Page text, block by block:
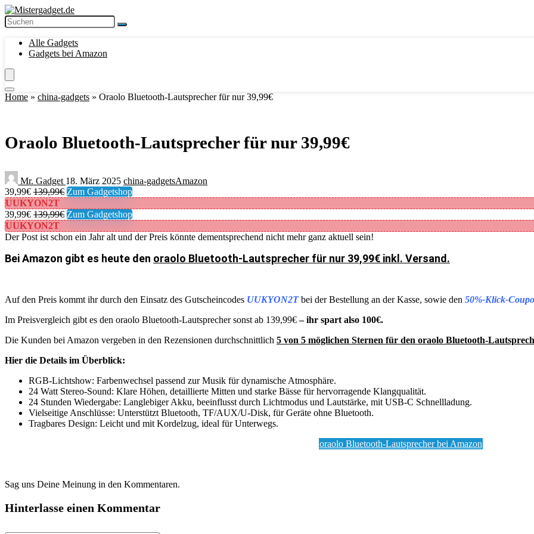
Alle Gadgets
Gadgets bei Amazon
Home » china-gadgets » Oraolo Bluetooth-Lautsprecher für nur 39,99€
Oraolo Bluetooth-Lautsprecher für nur 39,99€
Mr. Gadget 18. März 2025 china-gadgetsAmazon
39,99€ 139,99€ Zum Gadgetshop
UUKYON2T
39,99€ 139,99€ Zum Gadgetshop
UUKYON2T
Der Post ist schon ein Jahr alt und der Preis könnte dementsprechend nicht mehr ganz aktuell sein!
Bei Amazon gibt es heute den oraolo Bluetooth-Lautsprecher für nur 39,99€ inkl. Versand.
Auf den Preis kommt ihr durch den Einsatz des Gutscheincodes UUKYON2Tbei der Bestellung an der Kasse, sowie den 50%-Klick-
Im Preisvergleich gibt es den oraolo Bluetooth-Lautsprecher sonst ab 139,99€– ihr spart also 100€.
Die Kunden bei Amazon vergeben in den Rezensionen durchschnittlich 5 von 5 möglichen Sternen für den oraolo Bluetooth-
Hier die Details im Überblick:
RGB-Lichtshow: Farbenwechsel passend zur Musik für dynamische Atmosphäre.
24 Watt Stereo-Sound: Klare Höhen, detaillierte Mitten und starke Bässe für hervorragende Klangqualität.
24 Stunden Wiedergabe: Langlebiger Akku, beeinflusst durch Lichtmodus und Lautstärke, mit USB-C Schnellladung.
Vielseitige Anschlüsse: Unterstützt Bluetooth, TF/AUX/U-Disk, für Geräte ohne Bluetooth.
Tragbares Design: Leicht und mit Kordelzug, ideal für Unterwegs.
oraolo Bluetooth-Lautsprecher bei Amazon
Sag uns Deine Meinung in den Kommentaren.
Hinterlasse einen Kommentar